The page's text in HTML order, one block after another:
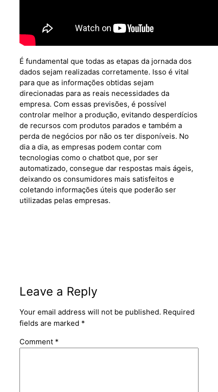
É fundamental que todas as etapas da jornada dos
dados sejam realizadas corretamente. Isso é vital
para que as informações obtidas sejam
direcionadas para as reais necessidades da
empresa. Com essas previsões, é possível
controlar melhor a produção, evitando desperdícios
de recursos com produtos parados e também a
perda de negócios por não os ter disponíveis. No
dia a dia, as empresas podem contar com
tecnologias como o chatbot que, por ser
automatizado, consegue dar respostas mais ágeis,
deixando os consumidores mais satisfeitos e
coletando informações úteis que poderão ser
utilizadas pelas empresas.
Leave a Reply
Your email address will not be published. Required
fields are marked *
Comment *